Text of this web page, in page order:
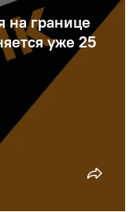
на границе
уже 25